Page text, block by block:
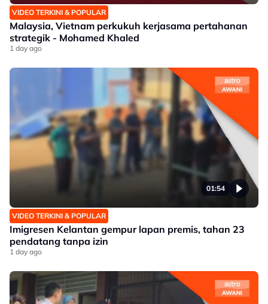
VIDEO TERKINI & POPULAR
Malaysia, Vietnam perkukuh kerjasama pertahanan
strategik - Mohamed Khaled
1 day ago
01:54
VIDEO TERKINI & POPULAR
Imigresen Kelantan gempur lapan premis, tahan 23
pendatang tanpa izin
1 day ago